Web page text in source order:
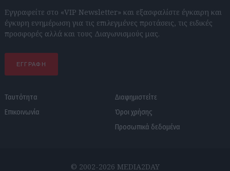
Εγγραφείτε στο «VIP Newsletter» και εξασφαλίστε έγκαιρη και
έγκυρη ενημέρωση για τις επιλεγμένες προτάσεις, τις ειδικές
προσφορές αλλά και τους Διαγωνισμούς μας.
ΕΓΓΡΑΦΗ
Ταυτότητα
Επικοινωνία
Διαφημιστείτε
Όροι χρήσης
Προσωπικά δεδομένα
© 2002-2026 MEDIA2DAY